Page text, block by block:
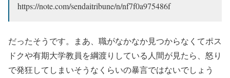
https://note.com/sendaitribune/n/nf7f0a975486f
だったそうです。まあ、職がなかなか見つからなくてポス
ドクや有期大学教員を綱渡りしている人間が見たら、怒り
で発狂してしまいそうなくらいの暴言ではないでしょう